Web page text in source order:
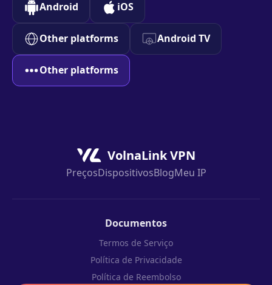
Android iOS
Other platforms Android TV
Other platforms
VolnaLink VPN
PreçosDispositivosBlogMeu IP
Documentos
Termos de Serviço
Política de Privacidade
Política de Reembolso